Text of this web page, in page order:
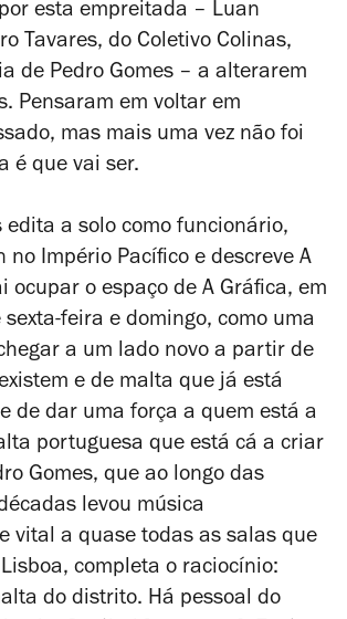
esta empreitada – Luan
Tavares, do Coletivo Colinas,
de Pedro Gomes – a alterarem
Pensaram em voltar em
mas mais uma vez não foi
é que vai ser.
edita a solo como funcionário,
no Império Pacífico e descreve A
ocupar o espaço de A Gráfica, em
feira e domingo, como uma
a um lado novo a partir de
e de malta que já está
de dar uma força a quem está a
portuguesa que está cá a criar
Gomes, que ao longo das
levou música
vital a quase todas as salas que
completa o raciocínio:
do distrito. Há pessoal do